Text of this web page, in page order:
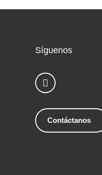
Síguenos
Contáctanos